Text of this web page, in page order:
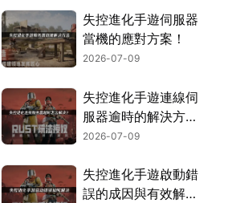
失控進化手遊伺服器
當機的應對方案！
2026-07-09
失控進化手遊連線伺
服器逾時的解決方
法，玩家登入教學！
2026-07-09
失控進化手遊啟動錯
誤的成因與有效解決